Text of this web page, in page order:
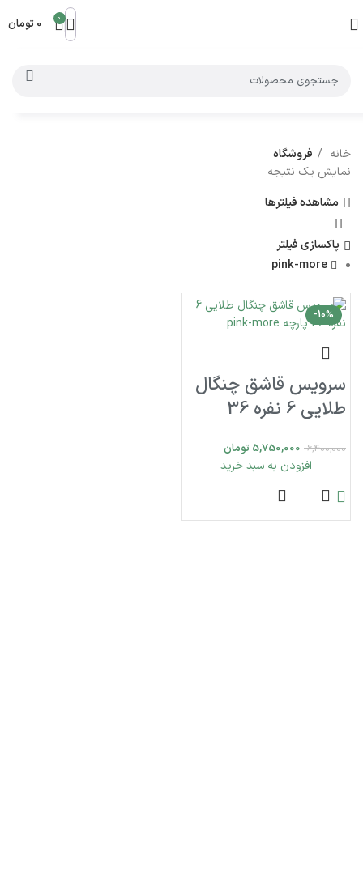
0
0 تومان
خانه
فروشگاه
نمایش یک نتیجه
مشاهده فیلترها
پاکسازی فیلتر
pink-more
-10%
سرویس قاشق چنگال
طلایی 6 نفره 36
6,400,000
5,750,000 تومان
افزودن به سبد خرید